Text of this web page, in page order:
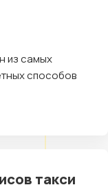
из самых
способов
такси